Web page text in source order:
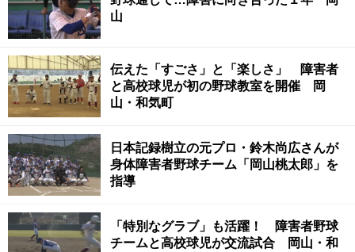
山
伝えた「すごさ」と「楽しさ」 障害者
と高校球児が初の野球教室を開催 岡
山・和気町
日本記録樹立の元プロ・鈴木尚広さんが
身体障害者野球チーム「岡山桃太郎」を
指導
「特別なグラブ」も活躍！ 障害者野球
チームと高校球児が交流試合 岡山・和